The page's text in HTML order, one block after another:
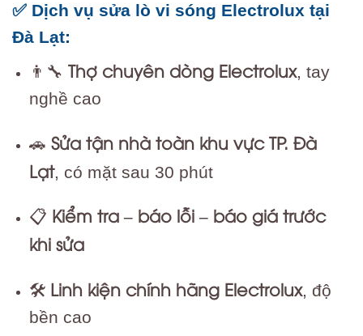
✅ Dịch vụ sửa lò vi sóng Electrolux tại
Đà Lạt:
👨‍🔧 Thợ chuyên dòng Electrolux, tay
nghề cao
🚗 Sửa tận nhà toàn khu vực TP. Đà
Lạt, có mặt sau 30 phút
📋 Kiểm tra – báo lỗi – báo giá trước
khi sửa
🛠️ Linh kiện chính hãng Electrolux, độ
bền cao